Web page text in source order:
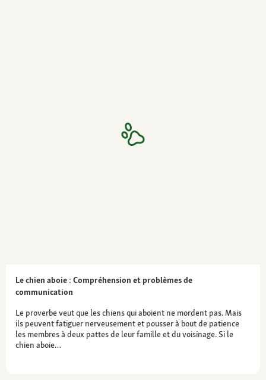
Le chien aboie : Compréhension et problèmes de
communication
Le proverbe veut que les chiens qui aboient ne mordent pas. Mais
ils peuvent fatiguer nerveusement et pousser à bout de patience
les membres à deux pattes de leur famille et du voisinage. Si le
chien aboie…